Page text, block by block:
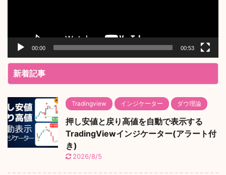
00:00 00:53
新着記事
Tradingview インジケーター ダウ理論
押し安値と戻り高値を自動で表示する
TradingViewインジケーター(アラート付
き)
2026/8/5